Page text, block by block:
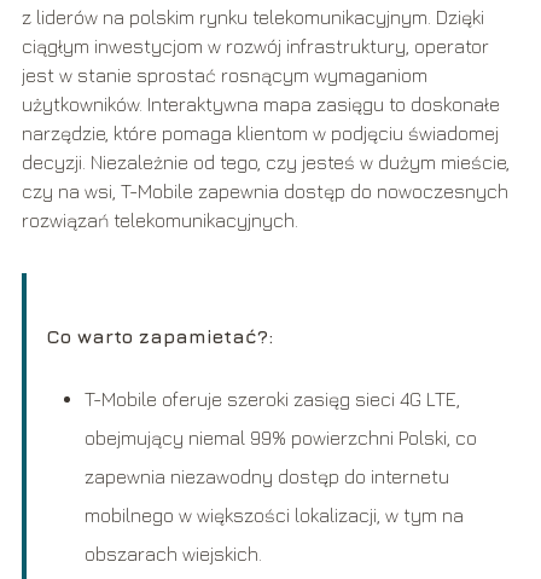
z liderów na polskim rynku telekomunikacyjnym. Dzięki
ciągłym inwestycjom w rozwój infrastruktury, operator
jest w stanie sprostać rosnącym wymaganiom
użytkowników. Interaktywna mapa zasięgu to doskonałe
narzędzie, które pomaga klientom w podjęciu świadomej
decyzji. Niezależnie od tego, czy jesteś w dużym mieście,
czy na wsi, T-Mobile zapewnia dostęp do nowoczesnych
rozwiązań telekomunikacyjnych.
Co warto zapamietać?:
T-Mobile oferuje szeroki zasięg sieci 4G LTE,
obejmujący niemal 99% powierzchni Polski, co
zapewnia niezawodny dostęp do internetu
mobilnego w większości lokalizacji, w tym na
obszarach wiejskich.